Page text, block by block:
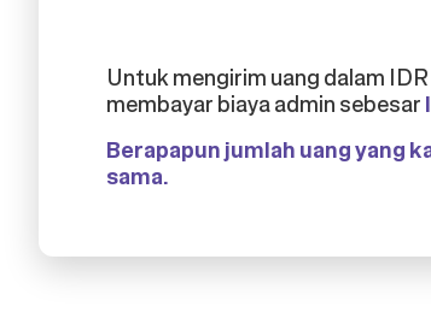
Untuk mengirim uang dalam
membayar biaya admin sebesar
Berapapun jumlah uang yang
sama.